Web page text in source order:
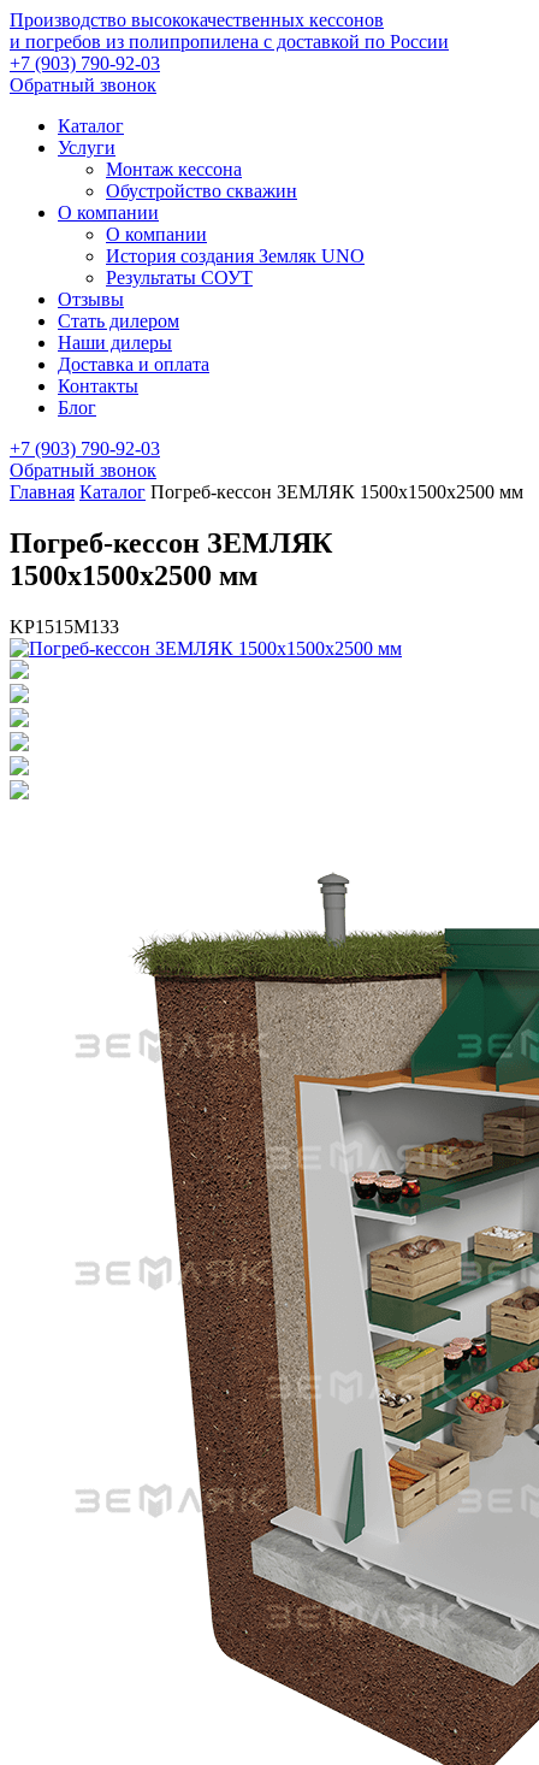
Производство высококачественных кессонов
и погребов из полипропилена с доставкой по России
+7 (903) 790-92-03
Обратный звонок
Каталог
Услуги
Монтаж кессона
Обустройство скважин
О компании
О компании
История создания Земляк UNO
Результаты СОУТ
Отзывы
Стать дилером
Наши дилеры
Доставка и оплата
Контакты
Блог
+7 (903) 790-92-03
Обратный звонок
Главная Каталог Погреб-кессон ЗЕМЛЯК 1500х1500х2500 мм
Погреб-кессон ЗЕМЛЯК
1500х1500х2500 мм
KP1515M133